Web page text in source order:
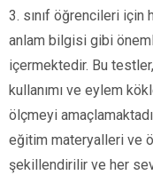
3. sınıf öğrencileri
anlam bilgisi gibi
içermektedir. Bu
kullanımı ve eylem
ölçmeyi
eğitim materyalleri ve
şekillendirilir ve her